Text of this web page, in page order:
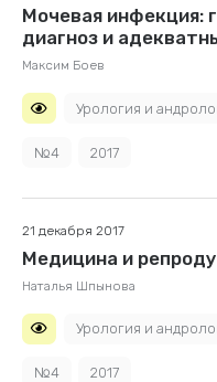
Мочевая инфекция:
диагноз и
Максим Боев
Урология и
№4 2017
21 декабря 2017
Медицина и
Наталья Шпынова
Урология и
№4 2017